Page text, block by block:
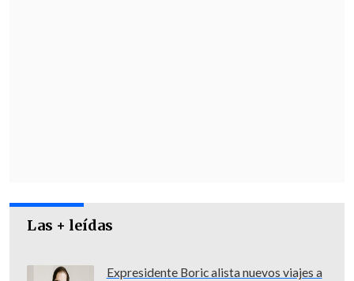
Las + leídas
Expresidente Boric alista nuevos viajes a